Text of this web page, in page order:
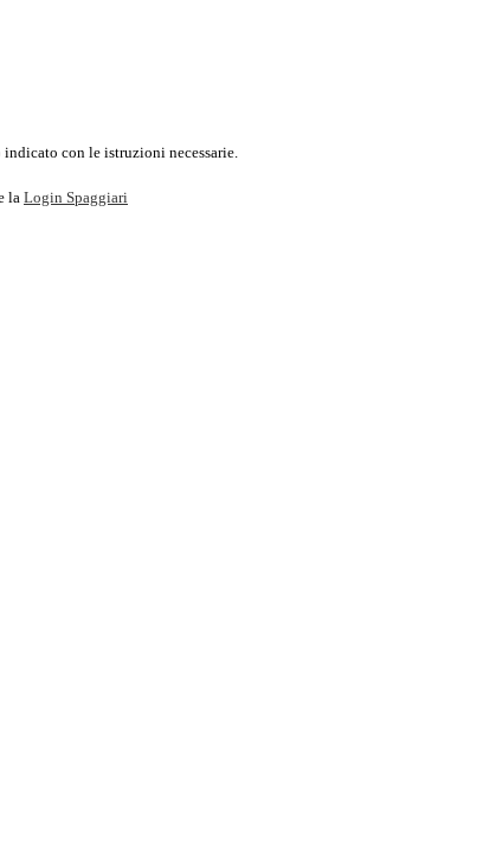
con le istruzioni necessarie.
la Login Spaggiari